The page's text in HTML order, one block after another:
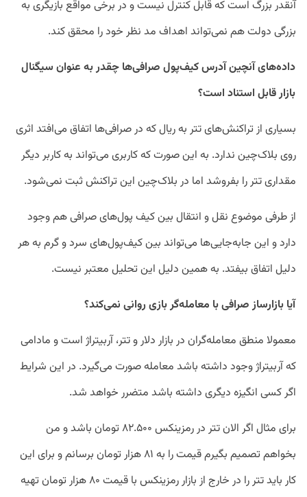
آنقدر بزرگ است که قابل کنترل نیست و در برخی مواقع بازیگری به
بزرگی دولت هم نمی‌تواند اهداف مد نظر خود را محقق کند.
داده‌های آنچین آدرس کیف‌پول صرافی‌ها چقدر به عنوان سیگنال
بازار قابل استناد است؟
بسیاری از تراکنش‌های تتر به ریال که در صرافی‌ها اتفاق می‌افتد اثری
روی بلاک‌چین ندارد. به این صورت که کاربری می‌تواند به کاربر دیگر
مقداری تتر را بفروشد اما در بلاک‌چین این تراکنش ثبت نمی‌شود.
از طرفی موضوع نقل و انتقال بین کیف پول‌های صرافی هم وجود
دارد و این جابه‌جایی‌ها می‌تواند بین کیف‌پول‌های سرد و گرم به هر
دلیل اتفاق بیفتد. به همین دلیل این تحلیل معتبر نیست.
آیا بازارساز صرافی با معامله‌گر بازی روانی نمی‌کند؟
معمولا منطق معامله‌گران در بازار دلار و تتر، آربیتراژ است و مادامی
که آربیتراژ وجود داشته باشد معامله صورت می‌گیرد. در این شرایط
اگر کسی انگیزه دیگری داشته باشد متضرر خواهد شد.
برای مثال اگر الان تتر در رمزینکس ۸۲.۵۰۰ تومان باشد و من
بخواهم تصمیم بگیرم قیمت را به ۸۱ هزار تومان برسانم و برای این
کار باید تتر را در خارج از بازار رمزینکس با قیمت ۸۰ هزار تومان تهیه